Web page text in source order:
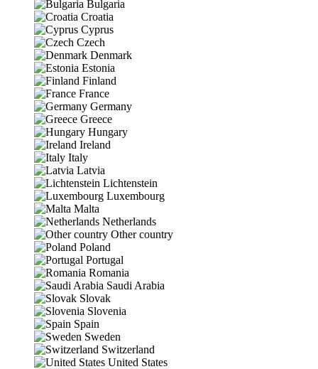
Bulgaria
Croatia
Cyprus
Czech
Denmark
Estonia
Finland
France
Germany
Greece
Hungary
Ireland
Italy
Latvia
Lichtenstein
Luxembourg
Malta
Netherlands
Other country
Poland
Portugal
Romania
Saudi Arabia
Slovak
Slovenia
Spain
Sweden
Switzerland
United States